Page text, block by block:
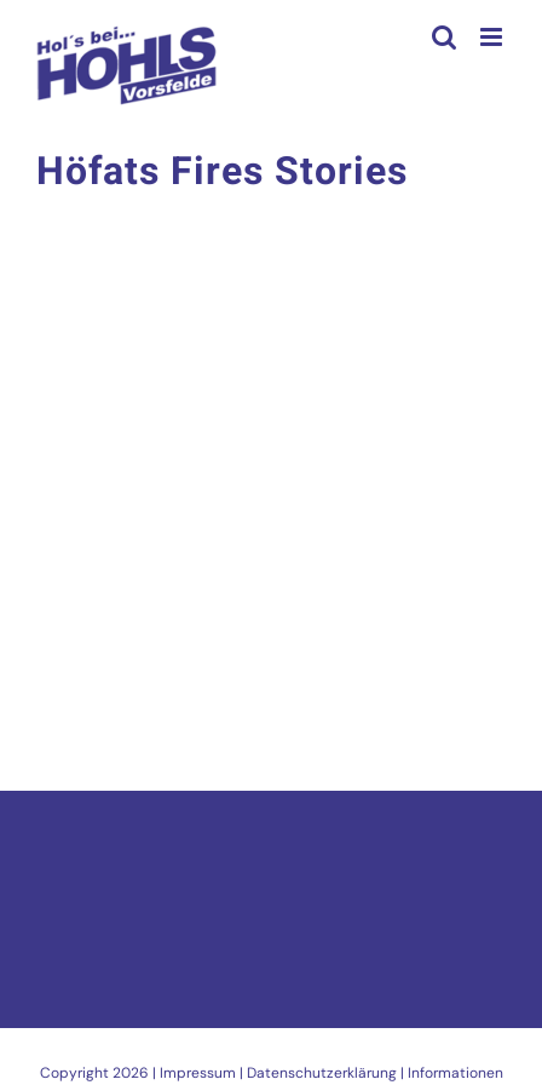
Inhalt
springen
Höfats Fires Stories
Copyright2026 | Impressum | Datenschutzerklärung| Informationen